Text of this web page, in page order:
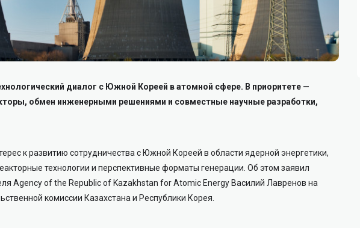
диалог с Южной Кореей в атомной сфере. В приоритете —
обмен инженерными решениями и совместные научные разработки,
к развитию сотрудничества с Южной Кореей в области ядерной энергетики,
технологии и перспективные форматы генерации. Об этом заявил
Agency of the Republic of Kazakhstan for Atomic Energy Василий Лавренов на
комиссии Казахстана и Республики Корея.